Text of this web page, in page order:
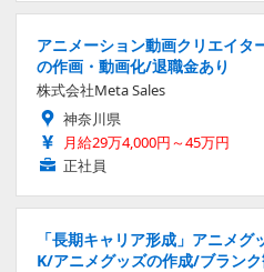
アニメーション動画クリエイ
の作画・動画化/退職金あり
株式会社Meta Sales
神奈川県
月給29万4,000円～45万円
正社員
「長期キャリア形成」アニメ
K/アニメグッズの作成/ブラン